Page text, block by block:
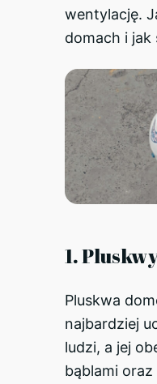
wentylację.
domach i jak
1.
Pluskwa
najbardziej
ludzi, a jej
bąblami